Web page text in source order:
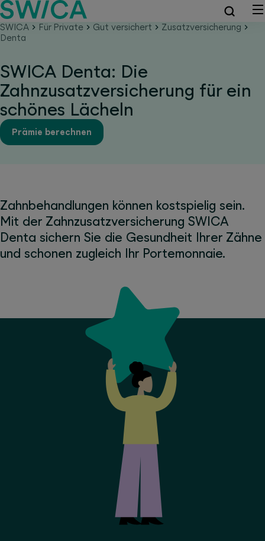
SWICA Für Private Gut versichert
Zusatzversicherung
Denta
SWICA Denta: Die
Zahnzusatzversicherung für ein
schönes Lächeln
Prämie berechnen
Zahnbehandlungen können kostspielig sein.
Mit der Zahnzusatzversicherung SWICA
Denta sichern Sie die Gesundheit Ihrer Zähne
und schonen zugleich Ihr Portemonnaie.